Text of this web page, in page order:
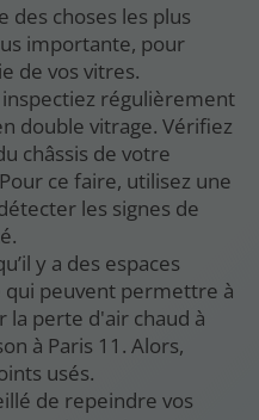
des choses les plus
importante, pour
de vos vitres.
inspectiez régulièrement
double vitrage. Vérifiez
châssis de votre
ce faire, utilisez une
les signes de
y a des espaces
peuvent permettre à
perte d'air chaud à
à Paris 11. Alors,
usés.
de repeindre vos